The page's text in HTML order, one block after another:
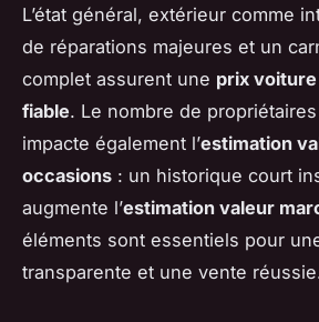
L’état général, extérieur comme
de réparations majeures et un
complet assurent une prix
fiable. Le nombre de
impacte également l’estimation
occasions : un historique court
augmente l’estimation valeur
éléments sont essentiels pour
transparente et une vente